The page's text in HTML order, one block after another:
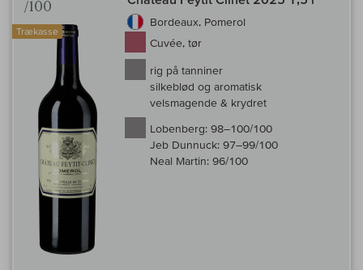
/100
Trækasse
Bordeaux, Pomerol
Cuvée, tør
rig på tanniner
silkeblød og aromatisk
velsmagende & krydret
Lobenberg: 98–100/100
Jeb Dunnuck: 97–99/100
Neal Martin: 96/100